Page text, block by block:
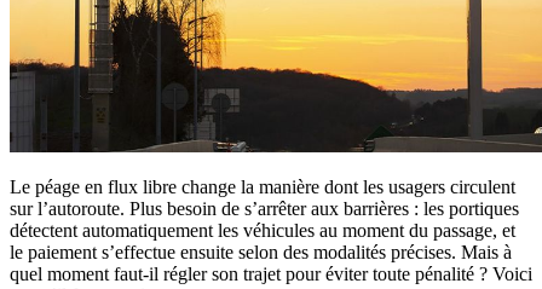
Le péage en flux libre change la manière dont les usagers circulent
sur l’autoroute. Plus besoin de s’arrêter aux barrières : les portiques
détectent automatiquement les véhicules au moment du passage, et
le paiement s’effectue ensuite selon des modalités précises. Mais à
quel moment faut-il régler son trajet pour éviter toute pénalité ? Voici